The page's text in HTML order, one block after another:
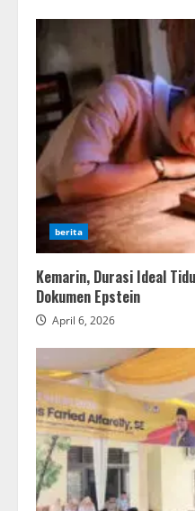
berita
Kemarin, Durasi Ideal
Dokumen Epstein
April 6, 2026